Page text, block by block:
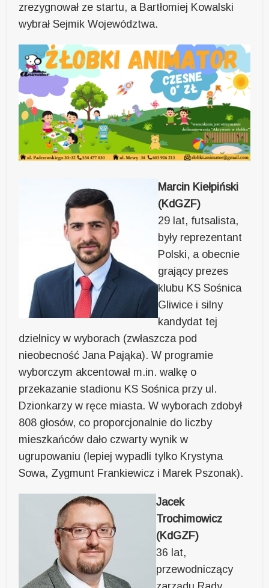
zrezygnował ze startu, a Bartłomiej Kowalski
wybrał Sejmik Województwa.
Marcin Kiełpiński
(KdGZF)
29 lat, futsalista,
były reprezentant
Polski, a obecnie
grający prezes
klubu KS Sośnica
Gliwice i silny
kandydat tej
dzielnicy w wyborach (zwłaszcza pod
nieobecność Jana Pająka). W programie
wyborczym akcentował m.in. walkę o
przekazanie stadionu KS Sośnica przy ul.
Dzionkarzy w ręce miasta. W wyborach zdobył
808 głosów, co proporcjonalnie do liczby
mieszkańców dało czwarty wynik w
ugrupowaniu (lepiej wypadli tylko Krystyna
Sowa, Zygmunt Frankiewicz i Marek Pszonak).
Jacek
Trochimowicz
(KdGZF)
36 lat,
przewodniczący